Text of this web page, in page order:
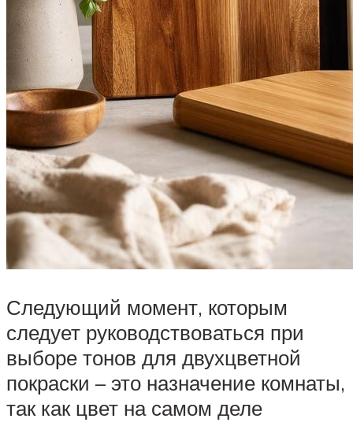
Следующий момент, которым
следует руководствоваться при
выборе тонов для двухцветной
покраски – это назначение комнаты,
так как цвет на самом деле